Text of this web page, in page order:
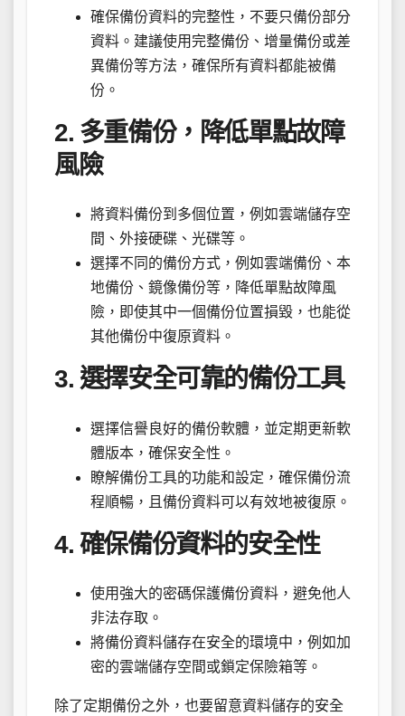
確保備份資料的完整性，不要只備份部分
資料。建議使用完整備份、增量備份或差
異備份等方法，確保所有資料都能被備
份。
2. 多重備份，降低單點故障
風險
將資料備份到多個位置，例如雲端儲存空
間、外接硬碟、光碟等。
選擇不同的備份方式，例如雲端備份、本
地備份、鏡像備份等，降低單點故障風
險，即使其中一個備份位置損毀，也能從
其他備份中復原資料。
3. 選擇安全可靠的備份工具
選擇信譽良好的備份軟體，並定期更新軟
體版本，確保安全性。
瞭解備份工具的功能和設定，確保備份流
程順暢，且備份資料可以有效地被復原。
4. 確保備份資料的安全性
使用強大的密碼保護備份資料，避免他人
非法存取。
將備份資料儲存在安全的環境中，例如加
密的雲端儲存空間或鎖定保險箱等。
除了定期備份之外，也要留意資料儲存的安全